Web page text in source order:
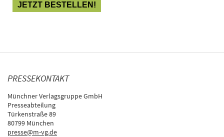
PRESSEKONTAKT
Münchner Verlagsgruppe GmbH
Presseabteilung
Türkenstraße 89
80799 München
presse@m-vg.de